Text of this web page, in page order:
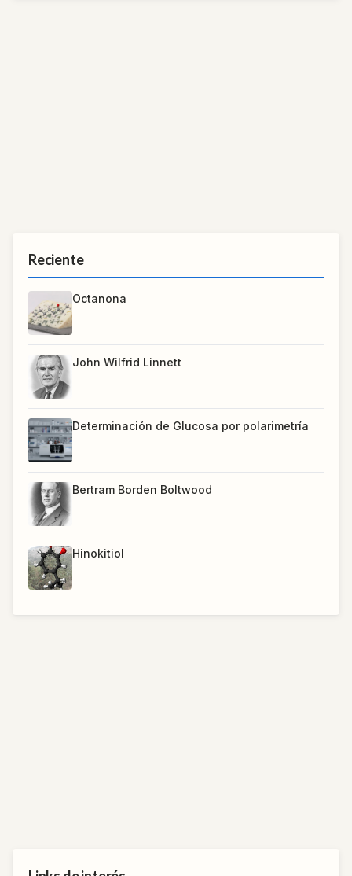
Reciente
Octanona
John Wilfrid Linnett
Determinación de Glucosa por polarimetría
Bertram Borden Boltwood
Hinokitiol